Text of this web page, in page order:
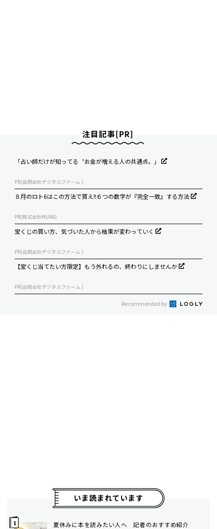
注目記事[PR]
「占い師だけが知ってる〝お金が増える人の共通点〟」
PR(合同会社デジタルファーム )
８月のロト6はこの方法で買え!!６つの数字が『完全一致』する方法
PR(株式会社MURA)
宝くじの買い方、気づいた人から結果が変わっていく
PR(合同会社デジタルファーム )
【宝くじ当てたい方限定】もう外れるの、終わりにしませんか
PR(合同会社デジタルファーム )
Recommended by
いま読まれています
夏休みに本を読みたい人へ 記者のおすすめ紹介